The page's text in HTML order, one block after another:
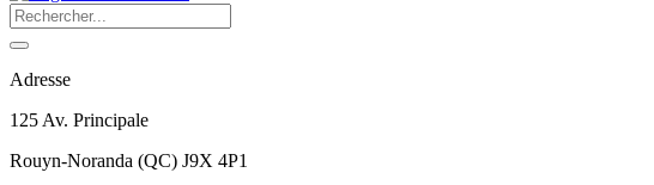
Adresse
125 Av. Principale
Rouyn-Noranda (QC) J9X 4P1